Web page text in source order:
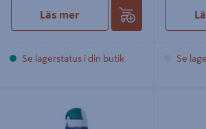
Läs mer
Se lagerstatus i din butik Se